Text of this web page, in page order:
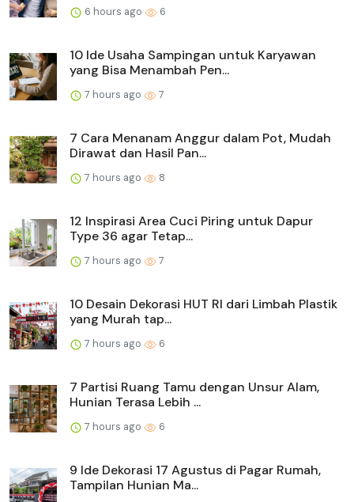
6 hours ago 6
10 Ide Usaha Sampingan untuk Karyawan
yang Bisa Menambah Pen...
7 hours ago 7
7 Cara Menanam Anggur dalam Pot, Mudah
Dirawat dan Hasil Pan...
7 hours ago 8
12 Inspirasi Area Cuci Piring untuk Dapur
Type 36 agar Tetap...
7 hours ago 7
10 Desain Dekorasi HUT RI dari Limbah Plastik
yang Murah tap...
7 hours ago 6
7 Partisi Ruang Tamu dengan Unsur Alam,
Hunian Terasa Lebih ...
7 hours ago 6
9 Ide Dekorasi 17 Agustus di Pagar Rumah,
Tampilan Hunian Ma...